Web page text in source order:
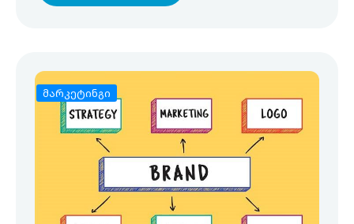
მარკეტინგი